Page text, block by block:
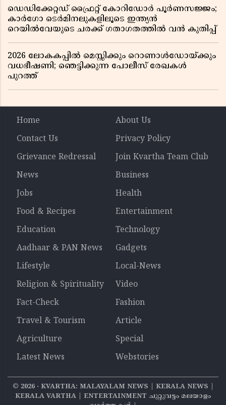
ഡെഡിക്കേറ്റഡ് ഫ്രൈറ്റ് കോറിഡോർ പൂർണസജ്ജം;
കാർഗോ ടെർമിനലുകളിലൂടെ ഇന്ത്യൻ
റെയിൽവേയുടെ ചരക്ക് ഗതാഗതത്തിൽ വൻ കുതിപ്പ്
2026 ലോകകപ്പിൽ മെസ്സിക്കും റൊണാൾഡോയ്ക്കും
വധഭീഷണി; ഞെട്ടിക്കുന്ന പോലീസ് രേഖകൾ
പുറത്ത്
Home
About Us
Contact Us
Privacy Policy
Grievance Redressal
Join Kvartha Team Club
News
Business
Jobs
Health
Food & Recipes
Entertainment
Education
Technology
Aadhaar & PAN News
Gadgets
Lifestyle
Local-News
Religion & Spirituality
Video
Fact-Check
Fashion
Travel & Tourism
Article
Agriculture
Special
Latest News
Webstories
© 2026‧ KVARTHA: MALAYALAM NEWS | KERALA NEWS |
KERALA VARTHA | ENTERTAINMENT ചുറ്റുവട്ടം മലയാളം